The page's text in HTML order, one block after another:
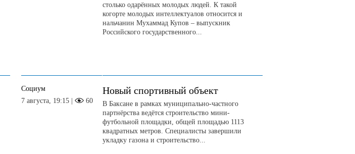
столько одарённых молодых людей. К такой
когорте молодых интеллектуалов относится и
нальчанин Мухаммад Купов – выпускник
Российского государственного...
Социум
7 августа, 19:15 |
60
Новый спортивный объект
В Баксане в рамках муниципально-частного
партнёрства ведётся строительство мини-
футбольной площадки, общей площадью 1113
квадратных метров. Специалисты завершили
укладку газона и строительство...